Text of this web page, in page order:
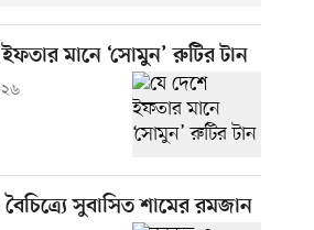
মানে ‘সোমুন’ রুটির টান
সুবাসিত শামের রমজান